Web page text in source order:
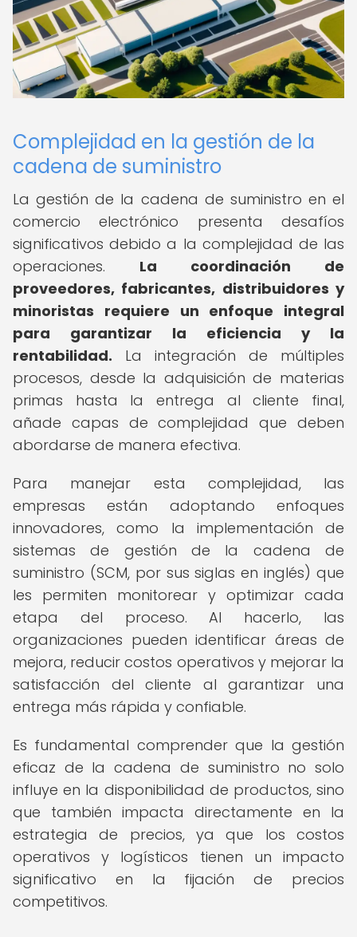
Complejidad en la gestión de la
cadena de suministro
La gestión de la cadena de suministro en el
comercio electrónico presenta desafíos
significativos debido a la complejidad de las
operaciones. La coordinación de
proveedores, fabricantes, distribuidores y
minoristas requiere un enfoque integral
para garantizar la eficiencia y la
rentabilidad. La integración de múltiples
procesos, desde la adquisición de materias
primas hasta la entrega al cliente final,
añade capas de complejidad que deben
abordarse de manera efectiva.
Para manejar esta complejidad, las
empresas están adoptando enfoques
innovadores, como la implementación de
sistemas de gestión de la cadena de
suministro (SCM, por sus siglas en inglés) que
les permiten monitorear y optimizar cada
etapa del proceso. Al hacerlo, las
organizaciones pueden identificar áreas de
mejora, reducir costos operativos y mejorar la
satisfacción del cliente al garantizar una
entrega más rápida y confiable.
Es fundamental comprender que la gestión
eficaz de la cadena de suministro no solo
influye en la disponibilidad de productos, sino
que también impacta directamente en la
estrategia de precios, ya que los costos
operativos y logísticos tienen un impacto
significativo en la fijación de precios
competitivos.